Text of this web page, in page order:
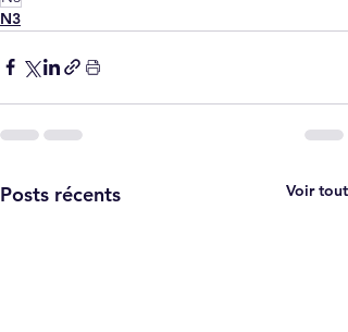
N3
Posts récents Voir tout